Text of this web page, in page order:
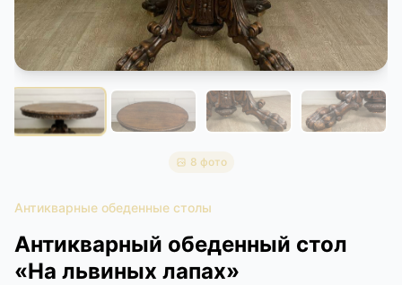
8 фото
Антикварные обеденные столы
Антикварный обеденный стол
«На львиных лапах»